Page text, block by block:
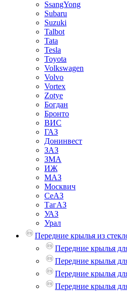
SsangYong
Subaru
Suzuki
Talbot
Tata
Tesla
Toyota
Volkswagen
Volvo
Vortex
Zotye
Богдан
Бронто
ВИС
ГАЗ
Донинвест
ЗАЗ
ЗМА
ИЖ
МАЗ
Москвич
СеАЗ
ТагАЗ
УАЗ
Урал
Передние крылья из
Передние крылья
Передние крылья
Передние крылья
Передние крылья